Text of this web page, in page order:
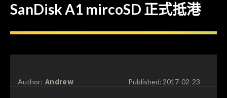
SanDisk A1 mircoSD 正式抵港
Author: Andrew Published:2017-02-23